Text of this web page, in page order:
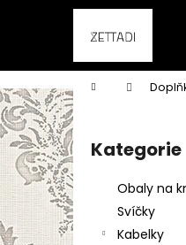
Domů
P
o
s
t
r
a
Přeskočit
kategorie
Kategorie
Obaly na
Svíčky
Kabelky
í
k
Zpět
do
obchodu
Zpět
do
obchodu